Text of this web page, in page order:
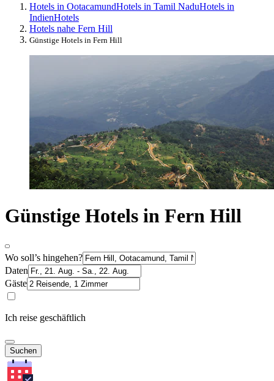
Hotels in OotacamundHotels in Tamil NaduHotels in
IndienHotels
Hotels nahe Fern Hill
Günstige Hotels in Fern Hill
Günstige Hotels in Fern Hill
Wo soll’s hingehen?
Daten
Gäste
Ich reise geschäftlich
Suchen